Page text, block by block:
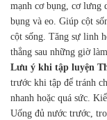
mạnh cơ bụng, cơ lưng
bụng và eo. Giúp cột
cột sống. Tăng sự linh
thẳng sau những giờ
Lưu ý khi tập luyện
trước khi tập để tránh
nhanh hoặc quá sức.
Uống đủ nước trước,